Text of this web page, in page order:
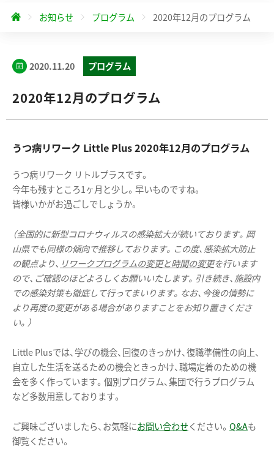
お知らせ プログラム 2020年12月のプログラム
2020.11.20 プログラム
2020年12月のプログラム
うつ病リワーク Little Plus 2020年12月のプログラム
うつ病リワーク リトルプラスです。
今年も残すところ1ヶ月と少し。早いものですね。
皆様いかがお過ごしでしょうか。
（全国的に新型コロナウィルスの感染拡大が続いております。岡
山県でも同様の傾向で推移しております。この度、感染拡大防止
の観点より、 リワークプログラムの変更と時間の変更を行います
ので、ご確認のほどよろしくお願いいたします。引き続き、施設内
での感染対策も徹底して行ってまいります。なお、今後の情勢に
より再度の変更がある場合がありますことをお知り置きくださ
い。）
Little Plusでは、学びの機会、回復のきっかけ、復職準備性の向上、
自立した生活を送るための機会ときっかけ、職場定着のための機
会を多く作っています。個別プログラム、集団で行うプログラム
など多数用意しております。
ご興味ございましたら、お気軽にお問い合わせください。 Q&Aも
御覧ください。